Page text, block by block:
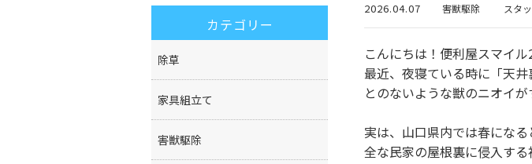
2026.04.07 害獣駆除 スタ
こんにちは！便利屋スマイル
最近、夜寝ている時に「天
とのないような獣のニオイ
実は、山口県内では春にな
全な民家の屋根裏に侵入する
カテゴリー
除草
家具組立て
害獣駆除